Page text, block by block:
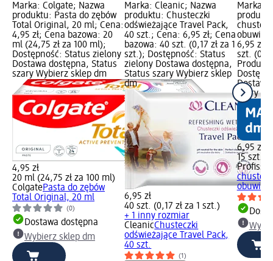
Marka: Colgate; Nazwa
produktu: Pasta do zębów
Total Original, 20 ml; Cena:
4,95 zł; Cena bazowa: 20
ml (24,75 zł za 100 ml);
Dostępność: Status zielony
Dostawa dostępna, Status
szary Wybierz sklep dm
4,95 zł
20 ml (24,75 zł za 100 ml)
ColgatePasta do zębów
Total Original, 20 ml
(0)
Dostawa dostępna
Wybierz sklep dm
Marka: Cleanic; Nazwa
produktu: Chusteczki
odświeżające Travel Pack,
40 szt.; Cena: 6,95 zł; Cena
bazowa: 40 szt. (0,17 zł za 1
szt.); Dostępność: Status
zielony Dostawa dostępna,
Status szary Wybierz sklep
dm
6,95 zł
40 szt. (0,17 zł za 1 szt.)
+ 1 inny rozmiar
CleanicChusteczki
odświeżające Travel Pack,
40 szt.
(1)
Marka:
obuwia,
6,95 zł;
szt.
Produkt
szary
6,95 zł
15 szt.
obuwia,